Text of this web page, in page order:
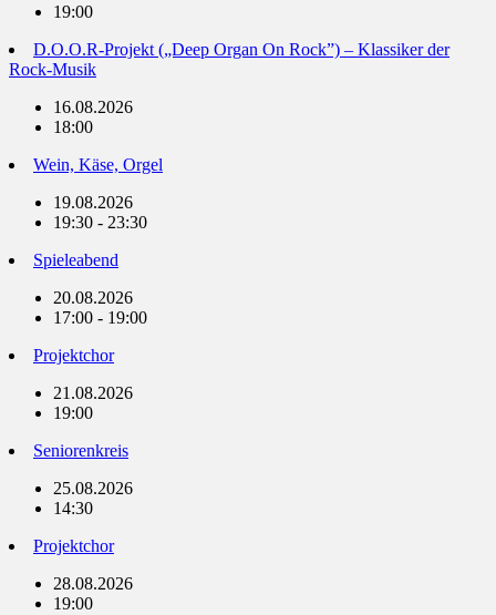
19:00
D.O.O.R-Projekt („Deep Organ On Rock”) – Klassiker der
Rock-Musik
16.08.2026
18:00
Wein, Käse, Orgel
19.08.2026
19:30 - 23:30
Spieleabend
20.08.2026
17:00 - 19:00
Projektchor
21.08.2026
19:00
Seniorenkreis
25.08.2026
14:30
Projektchor
28.08.2026
19:00